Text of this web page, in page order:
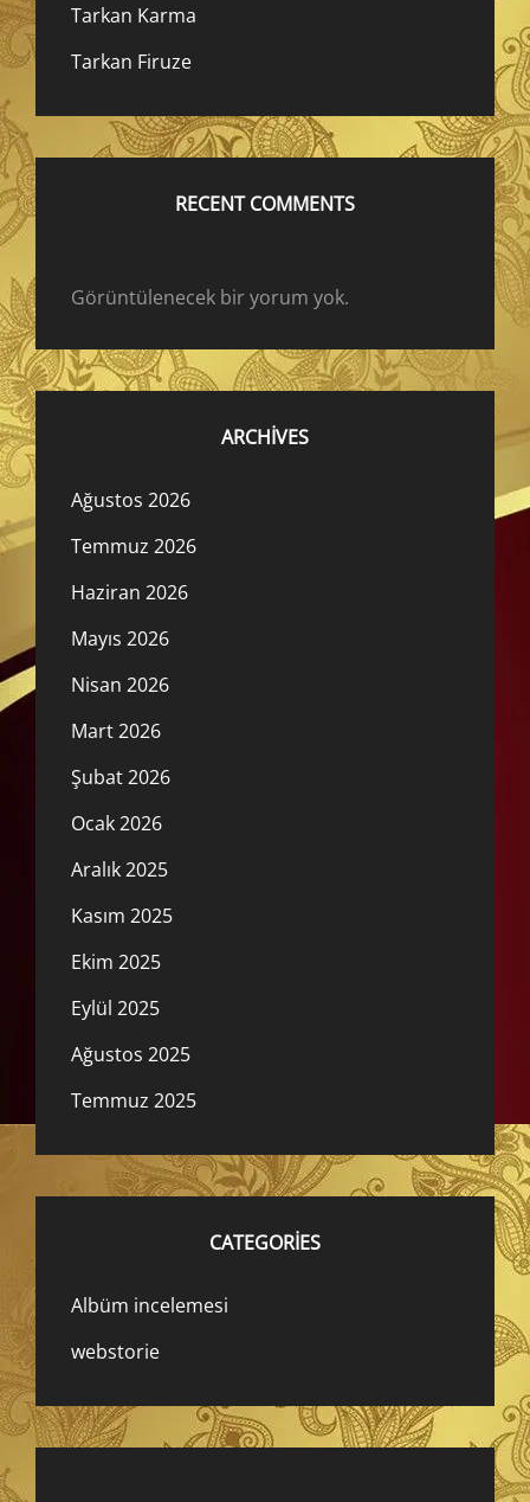
Tarkan Karma
Tarkan Firuze
RECENT COMMENTS
Görüntülenecek bir yorum yok.
ARCHIVES
Ağustos 2026
Temmuz 2026
Haziran 2026
Mayıs 2026
Nisan 2026
Mart 2026
Şubat 2026
Ocak 2026
Aralık 2025
Kasım 2025
Ekim 2025
Eylül 2025
Ağustos 2025
Temmuz 2025
CATEGORIES
Albüm incelemesi
webstorie